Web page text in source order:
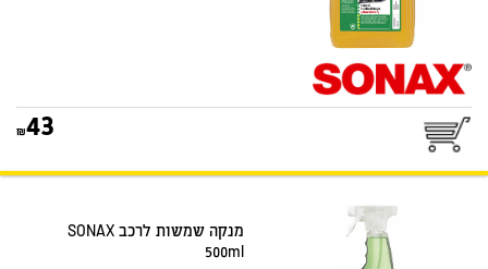
43
מנקה שמשות לרכב SONAX
500ml